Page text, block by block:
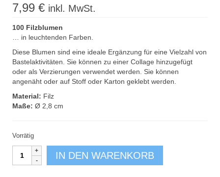
7,99 € inkl. MwSt.
100 Filzblumen
… in leuchtenden Farben.
Diese Blumen sind eine ideale Ergänzung für eine Vielzahl von
Bastelaktivitäten. Sie können zu einer Collage hinzugefügt
oder als Verzierungen verwendet werden. Sie können
angenäht oder auf Stoff oder Karton geklebt werden.
Material: Filz
Maße: Ø 2,8 cm
Vorrätig
Filz-
IN DEN WARENKORB